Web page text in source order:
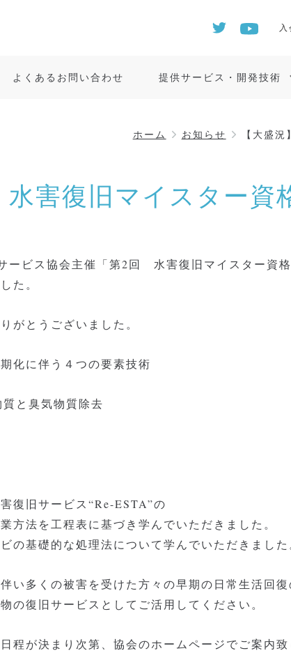
よくあるお問い合わせ 提供サービス・開発技術
ホーム お知らせ 【大盛
水害復旧マイスター資
ービス協会主催「第2回 水害復旧マイスター資
た。
がとうございました。
化に伴う４つの要素技術
と臭気物質除去
復旧サービス“Re-ESTA”の
方法を工程表に基づき学んでいただきました。
の基礎的な処理法について学んでいただきました
い多くの被害を受けた方々の早期の日常生活回
の復旧サービスとしてご活用してください。
程が決まり次第、協会のホームページでご案内致